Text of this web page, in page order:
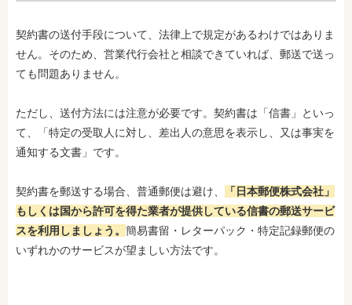
契約書の送付手段について、法律上で規定があるわけではありま
せん。そのため、営業代行会社と相談できていれば、郵送で送っ
ても問題ありません。
ただし、送付方法には注意が必要です。契約書は「信書」といっ
て、「特定の受取人に対し、差出人の意思を表示し、又は事実を
通知する文書」です。
契約書を郵送する場合、普通郵便は避け、
「日本郵便株式会社」
もしくは国から許可を得た業者が提供している信書の郵送サービ
スを利用しましょう。 簡易書留・レターパック・特定記録郵便の
いずれかのサービスが望ましい方法です。